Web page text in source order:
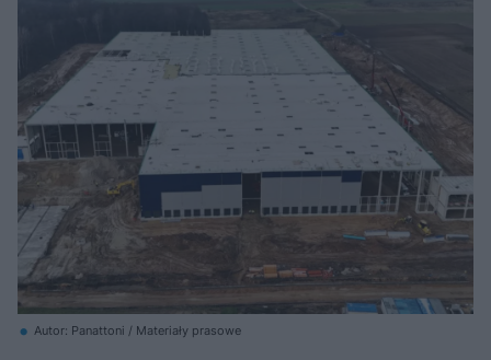
Autor: Panattoni / Materiały prasowe